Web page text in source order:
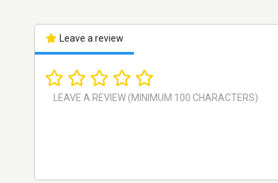
Leave a review